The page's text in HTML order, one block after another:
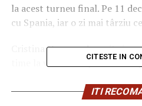
la acest turneu final.Pe 11
cu Spania, iar o zi mai târziu
Cristina Neagu a devenit şi
time la vreun campionat
naţională pare mai aproape
CITESTE IN
ITI